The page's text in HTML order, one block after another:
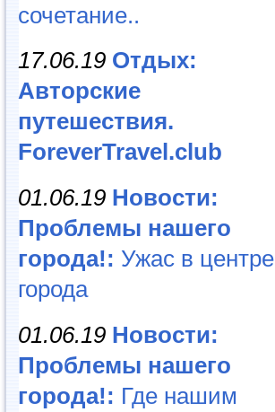
сочетание..
17.06.19 Отдых:
Авторские
путешествия.
ForeverTravel.club
01.06.19 Новости:
Проблемы нашего
города!: Ужас в центре
города
01.06.19 Новости:
Проблемы нашего
города!: Где нашим